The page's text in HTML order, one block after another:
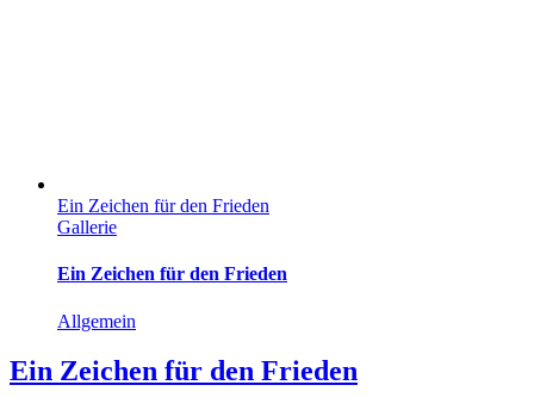
Ein Zeichen für den Frieden
Gallerie
Ein Zeichen für den Frieden
Allgemein
Ein Zeichen für den Frieden